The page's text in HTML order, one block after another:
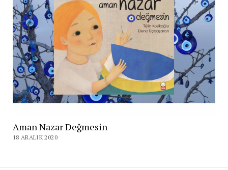
Aman Nazar Değmesin
18 ARALIK 2020